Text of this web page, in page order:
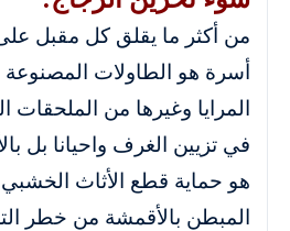
من أكثر ما يقلق كل مقبل
أسرة هو الطاولات
المرايا وغيرها من الملحقات
في تزيين الغرف واحيانا بل
هو حماية قطع الأثاث الخشبي
المبطن بالأقمشة من خطر